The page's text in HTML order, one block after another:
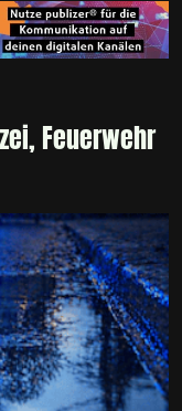
Feuerwehr